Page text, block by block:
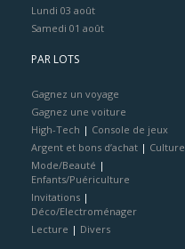
Lundi 03 août
Samedi 01 août
PAR LOTS
Gagnez un voyage
Gagnez une voiture
High-Tech | Console de jeux
Argent et bons d’achat | Culture
Mode/Beauté |
Enfants/Puériculture
Invitations |
Déco/Electroménager
Lecture | Divers